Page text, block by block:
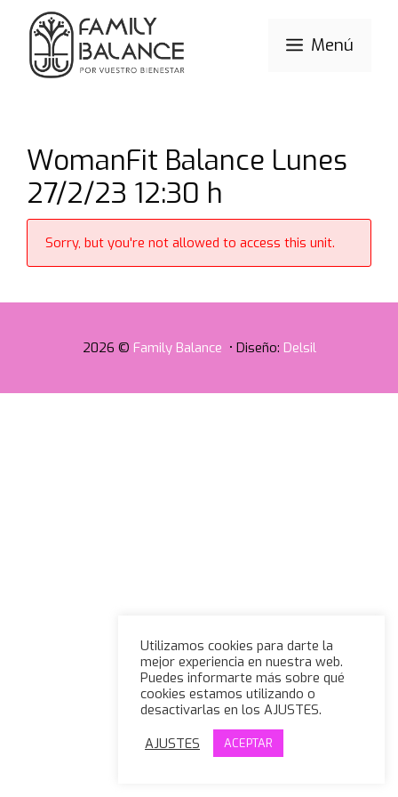
Saltar
contenido
Menú
WomanFit Balance Lunes
27/2/23 12:30 h
Sorry, but you're not allowed to access this unit.
2026 © Family Balance • Diseño: Delsil
Utilizamos cookies para darte la
mejor experiencia en nuestra web.
Puedes informarte más sobre qué
cookies estamos utilizando o
desactivarlas en los AJUSTES.
AJUSTES
ACEPTAR